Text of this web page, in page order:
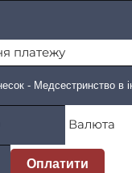
платежу
Валюта
Оплатити